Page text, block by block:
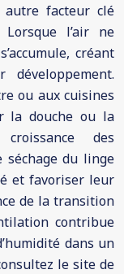
facteur clé
Lorsque l’air ne
créant
ou aux cuisines
la douche ou la
des
séchage du linge
et favoriser leur
de la transition
contribue
dans un
le site de